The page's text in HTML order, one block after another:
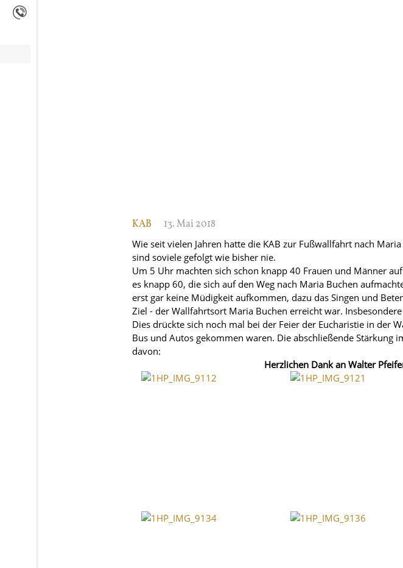
KAB 13. Mai 2018
Wie seit vielen Jahren hatte die KAB zur Fußwallfahrt nach
sind soviele gefolgt wie bisher nie.
Um 5 Uhr machten sich schon knapp 40 Frauen und Männer
es knapp 60, die sich auf den Weg nach Maria Buchen
erst gar keine Müdigkeit aufkommen, dazu das Singen und
Ziel - der Wallfahrtsort Maria Buchen erreicht war.
Dies drückte sich noch mal bei der Feier der Eucharistie in der
Bus und Autos gekommen waren. Die abschließende Stärkung
davon:
Herzlichen Dank an Walter